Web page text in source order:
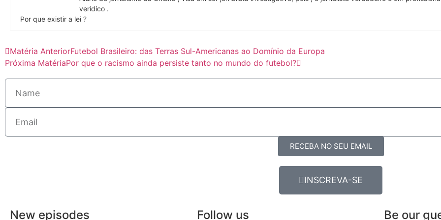
verídico .
Por que existir a lei ?
Matéria AnteriorFutebol Brasileiro: das Terras Sul-Americanas ao Domínio da Europa
Próxima MatériaPor que o racismo ainda persiste tanto no mundo do futebol?
RECEBA NO SEU EMAIL
INSCREVA-SE
New episodes Follow us Be our